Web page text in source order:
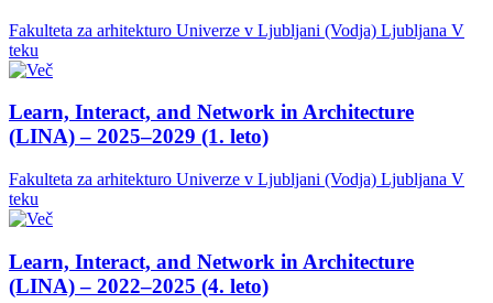
Fakulteta za arhitekturo Univerze v Ljubljani (Vodja) Ljubljana V
teku
Learn, Interact, and Network in Architecture
(LINA) – 2025–2029 (1. leto)
Fakulteta za arhitekturo Univerze v Ljubljani (Vodja) Ljubljana V
teku
Learn, Interact, and Network in Architecture
(LINA) – 2022–2025 (4. leto)